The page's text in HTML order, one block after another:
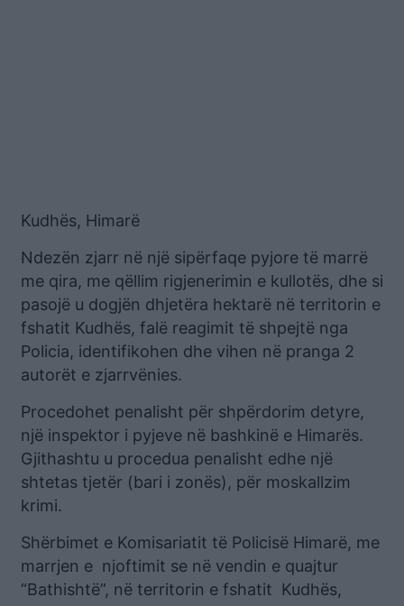
Kudhës, Himarë
Ndezën zjarr në një sipërfaqe pyjore të marrë
me qira, me qëllim rigjenerimin e kullotës, dhe si
pasojë u dogjën dhjetëra hektarë në territorin e
fshatit Kudhës, falë reagimit të shpejtë nga
Policia, identifikohen dhe vihen në pranga 2
autorët e zjarrvënies.
Procedohet penalisht për shpërdorim detyre,
një inspektor i pyjeve në bashkinë e Himarës.
Gjithashtu u procedua penalisht edhe një
shtetas tjetër (bari i zonës), për moskallzim
krimi.
Shërbimet e Komisariatit të Policisë Himarë, me
marrjen e njoftimit se në vendin e quajtur
“Bathishtë”, në territorin e fshatit Kudhës,